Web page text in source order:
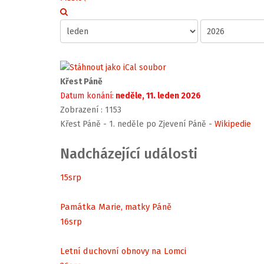
Křest Páně
Datum konání: neděle, 11. leden 2026
Zobrazení : 1153
Křest Páně - 1. neděle po Zjevení Páně - Wikipedie
Nadcházející události
15srp
Památka Marie, matky Páně
16srp
Letní duchovní obnovy na Lomci